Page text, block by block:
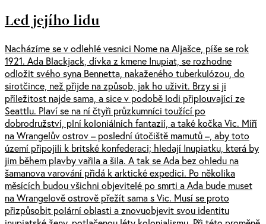
Led jejího lidu
Nacházíme se v odlehlé vesnici Nome na Aljašce, píše se rok
1921. Ada Blackjack, dívka z kmene Inupiat, se rozhodne
odložit svého syna Bennetta, nakaženého tuberkulózou, do
sirotčince, než přijde na způsob, jak ho uživit. Brzy si ji
příležitost najde sama, a sice v podobě lodi připlouvající ze
Seattlu. Plaví se na ní čtyři průzkumníci toužící po
dobrodružství, plní koloniálních fantazií, a také kočka Vic. Míří
na Wrangelův ostrov – poslední útočiště mamutů –, aby toto
území připojili k britské konfederaci; hledají Inupiatku, která by
jim během plavby vařila a šila. A tak se Ada bez ohledu na
šamanova varování přidá k arktické expedici. Po několika
měsících budou všichni objevitelé po smrti a Ada bude muset
na Wrangelově ostrově přežít sama s Vic. Musí se proto
přizpůsobit polární oblasti a znovuobjevit svou identitu